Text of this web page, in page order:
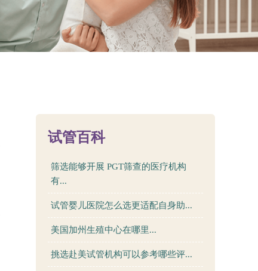
试管百科
筛选能够开展 PGT筛查的医疗机构
有...
试管婴儿医院怎么选更适配自身助...
美国加州生殖中心在哪里...
挑选赴美试管机构可以参考哪些评...